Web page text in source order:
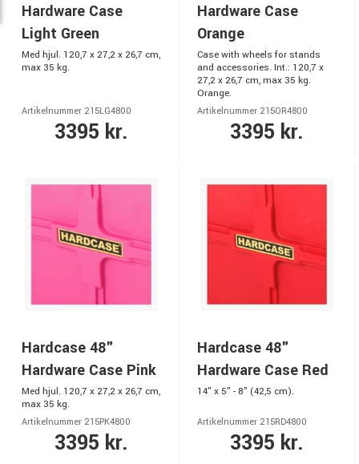
Hardware Case
Light Green
Med hjul. 120,7 x 27,2 x 26,7 cm,
max 35 kg.
Artikelnummer 215LG4800
3395 kr.
Hardware Case
Orange
Case with wheels for stands
and accessories. Int.: 120,7 x
27,2 x 26,7 cm, max 35 kg.
Orange.
Artikelnummer 215OR4800
3395 kr.
Hardcase 48"
Hardware Case Pink
Med hjul. 120,7 x 27,2 x 26,7 cm,
max 35 kg.
Artikelnummer 215PK4800
3395 kr.
Hardcase 48"
Hardware Case Red
14" x 5" - 8" (42,5 cm).
Artikelnummer 215RD4800
3395 kr.